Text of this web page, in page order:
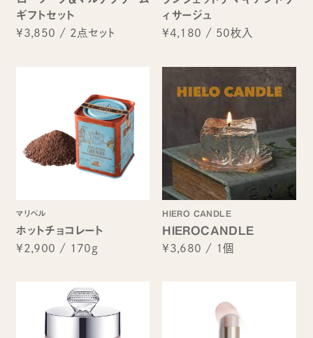
ギフトセット
¥3,850 / 2点セット
ィサージュ
¥4,180 / 50枚入
マリベル
ホットチョコレート
¥2,900 / 170g
HIERO CANDLE
HIEROCANDLE
¥3,680 / 1個